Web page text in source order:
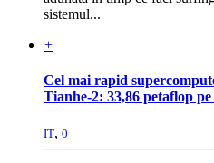
sistemul...
+
Cel mai rapid
Tianhe-2: 33,86 petaflop pe
IT, 0